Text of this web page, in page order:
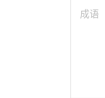
成语